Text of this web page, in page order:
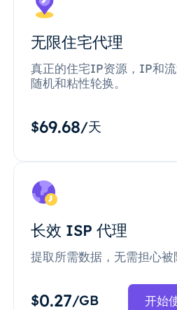
无限住宅代理
真正的住宅IP资源，IP和
随机和粘性轮换。
$69.68/天
长效 ISP 代理
提取所需数据，无需担心被
$0.27/GB 开始